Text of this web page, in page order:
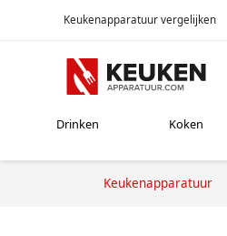
Keukenapparatuur vergelijken
Drinken Koken
Keukenapparatuur